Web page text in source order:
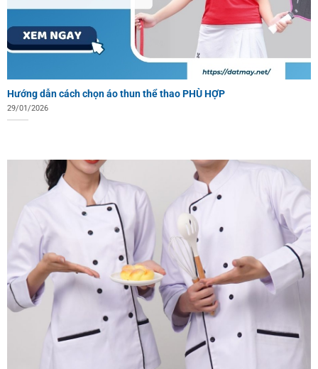
Hướng dẫn cách chọn áo thun thể thao PHÙ HỢP
29/01/2026